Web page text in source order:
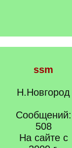
ssm
Н.Новгород
Сообщений:
508
На сайте с